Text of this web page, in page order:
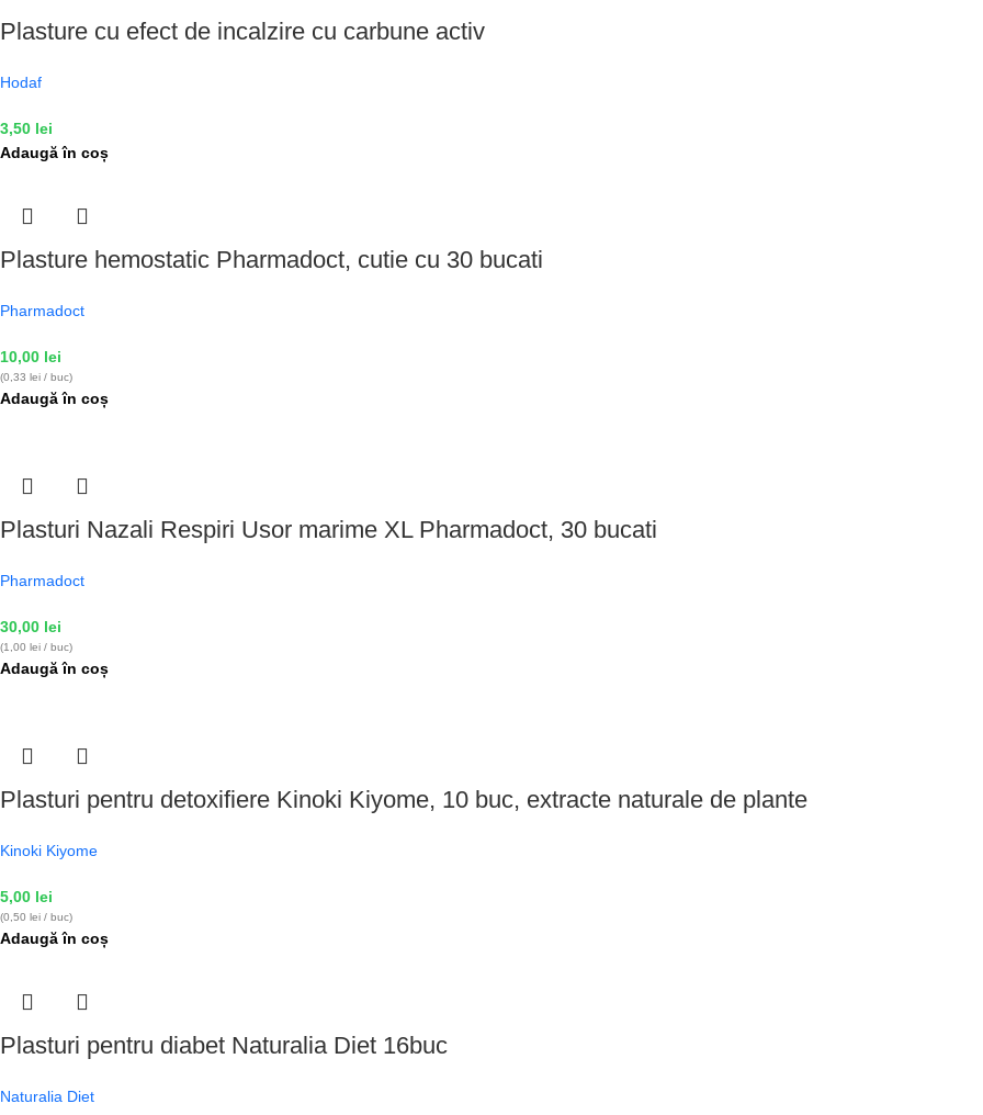
Plasture cu efect de incalzire cu carbune activ
Hodaf
3,50 lei
Adaugă în coș
Plasture hemostatic Pharmadoct, cutie cu 30 bucati
Pharmadoct
10,00 lei
(0,33 lei / buc)
Adaugă în coș
Plasturi Nazali Respiri Usor marime XL Pharmadoct, 30 bucati
Pharmadoct
30,00 lei
(1,00 lei / buc)
Adaugă în coș
Plasturi pentru detoxifiere Kinoki Kiyome, 10 buc, extracte naturale de plante
Kinoki Kiyome
5,00 lei
(0,50 lei / buc)
Adaugă în coș
Plasturi pentru diabet Naturalia Diet 16buc
Naturalia Diet